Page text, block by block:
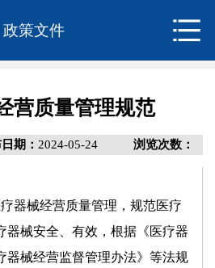
政策文件
营质量管理规范
期： 2024-05-24 浏览次数：
器械经营质量管理，规范医疗
器械安全、有效，根据《医疗器
器械经营监督管理办法》等法规